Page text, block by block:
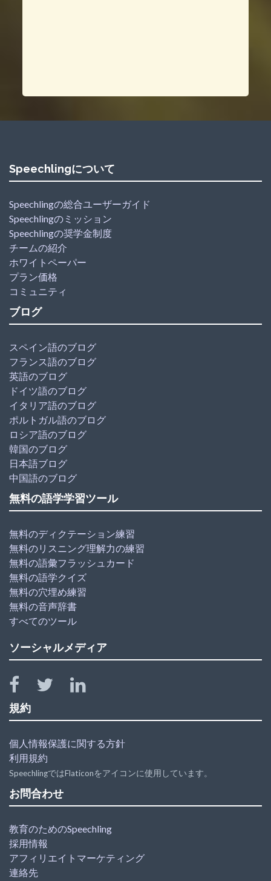
Speechlingについて
Speechlingの総合ユーザーガイド
Speechlingのミッション
Speechlingの奨学金制度
チームの紹介
ホワイトペーパー
プラン価格
コミュニティ
ブログ
スペイン語のブログ
フランス語のブログ
英語のブログ
ドイツ語のブログ
イタリア語のブログ
ポルトガル語のブログ
ロシア語のブログ
韓国のブログ
日本語ブログ
中国語のブログ
無料の語学学習ツール
無料のディクテーション練習
無料のリスニング理解力の練習
無料の語彙フラッシュカード
無料の語学クイズ
無料の穴埋め練習
無料の音声辞書
すべてのツール
ソーシャルメディア
規約
個人情報保護に関する方針
利用規約
SpeechlingではFlaticonをアイコンに使用しています。
お問合わせ
教育のためのSpeechling
採用情報
アフィリエイトマーケティング
連絡先